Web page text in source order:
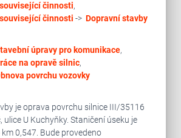
činnosti,
činnosti -> Dopravní stavby
úpravy pro komunikace,
na opravě silnic,
povrchu vozovky
je oprava povrchu silnice III/35116
ulice U Kuchyňky. Staničení úseku je
0,547. Bude provedeno